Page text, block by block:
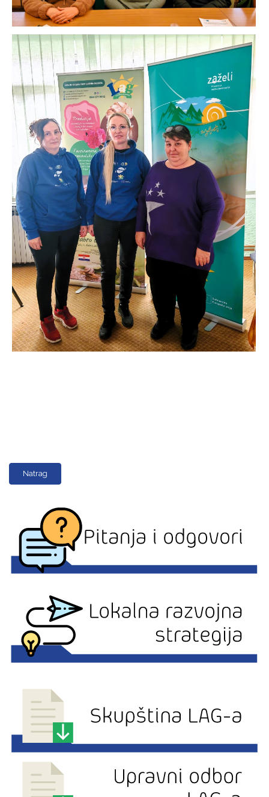
Natrag